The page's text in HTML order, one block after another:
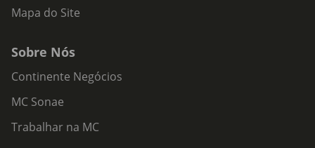
Mapa do Site
Sobre Nós
Continente Negócios
MC Sonae
Trabalhar na MC